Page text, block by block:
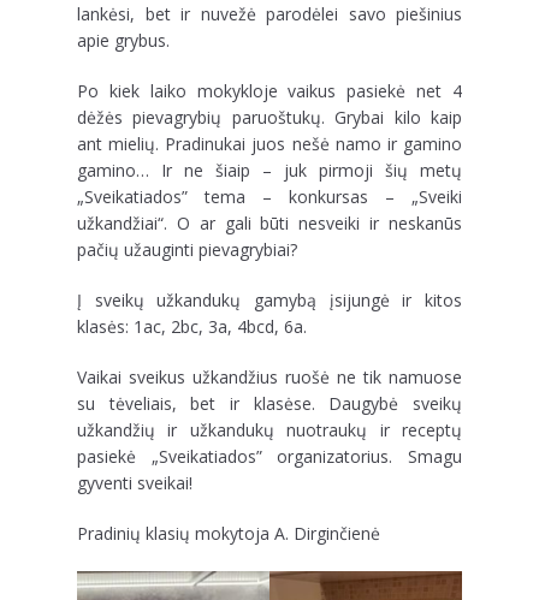
lankėsi, bet ir nuvežė parodėlei savo piešinius
apie grybus.
Po kiek laiko mokykloje vaikus pasiekė net 4
dėžės pievagrybių paruoštukų. Grybai kilo kaip
ant mielių. Pradinukai juos nešė namo ir gamino
gamino… Ir ne šiaip – juk pirmoji šių metų
„Sveikatiados” tema – konkursas – „Sveiki
užkandžiai“. O ar gali būti nesveiki ir neskanūs
pačių užauginti pievagrybiai?
Į sveikų užkandukų gamybą įsijungė ir kitos
klasės: 1ac, 2bc, 3a, 4bcd, 6a.
Vaikai sveikus užkandžius ruošė ne tik namuose
su tėveliais, bet ir klasėse. Daugybė sveikų
užkandžių ir užkandukų nuotraukų ir receptų
pasiekė „Sveikatiados” organizatorius. Smagu
gyventi sveikai!
Pradinių klasių mokytoja A. Dirginčienė